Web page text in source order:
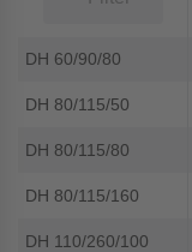
DH 60/90/80
DH 80/115/50
DH 80/115/80
DH 80/115/160
DH 110/260/100